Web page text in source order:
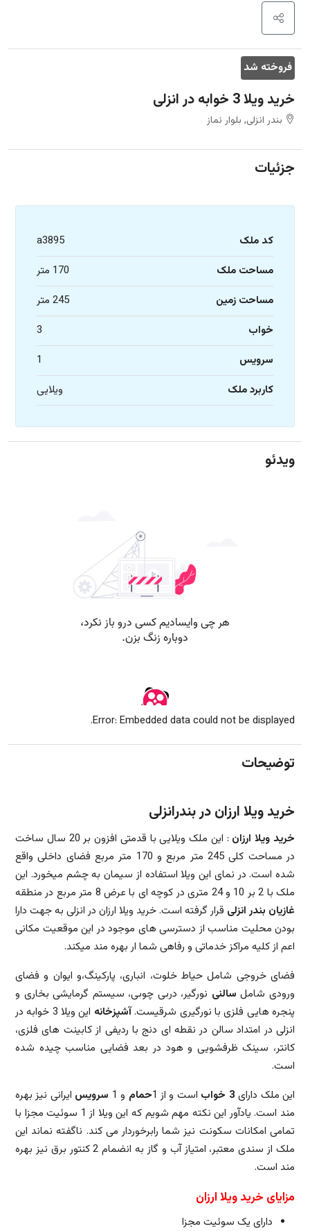
فروخته شد
خرید ویلا 3 خوابه در انزلی
بندر انزلی, بلوار نماز
جزئیات
کد ملک
a3895
مساحت ملک
170 متر
مساحت زمین
245 متر
خواب
3
سرویس
1
کاربرد ملک
ویلایی
ویدئو
Error: Embedded data could not be displayed.
توضیحات
خرید ویلا ارزان در بندرانزلی
خرید ویلا ارزان
: این ملک ویلایی با قدمتی افزون بر 20 سال ساخت
در مساحت کلی 245 متر مربع و 170 متر مربع فضای داخلی واقع
شده است. در نمای این ویلا استفاده از سیمان به چشم میخورد. این
ملک با 2 بر 10 و 24 متری در کوچه ای با عرض 8 متر مربع در منطقه
غازیان بندر انزلی قرار گرفته است. خرید ویلا ارزان در انزلی به جهت دارا
بودن محلیت مناسب از دسترسی های موجود در این موقعیت مکانی
اعم از کلیه مراکز خدماتی و رفاهی شما ار بهره مند میکند.
فضای خروجی شامل حیاط خلوت، انباری، پارکینگ،و ایوان و فضای
ورودی شامل سالنی نورگیر، دربی چوبی، سیستم گرمایشی بخاری و
پنجره هایی فلزی با نورگیری شرقیست.آشپزخانه
این ویلا 3 خوابه در
انزلی در امتداد سالن در نقطه ای دنج با ردیفی از کابینت های فلزی،
کانتر، سینک ظرفشویی و هود در بعد فضایی مناسب چیده شده
است.
این ملک دارای 3 خواب است و از 1 حمام و 1 سرویس ایرانی نیز بهره
مند است. یادآور این نکته مهم شویم که این ویلا از 1 سوئیت مجزا با
تمامی امکانات سکونت نیز شما رابرخوردار می کند. ناگفته نماند این
ملک از سندی معتبر، امتیاز آب و گاز به انضمام 2 کنتور برق نیز بهره
مند است.
مزایای خرید ویلا ارزان
دارای یک سوئیت مجزا